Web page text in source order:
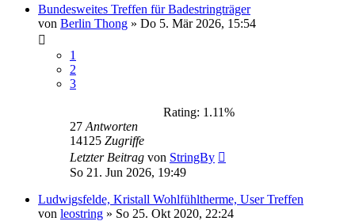
Bundesweites Treffen für Badestringträger
von Berlin Thong » Do 5. Mär 2026, 15:54
1
2
3
Rating: 1.11%
27 Antworten
14125 Zugriffe
Letzter Beitrag von StringBy
So 21. Jun 2026, 19:49
Ludwigsfelde, Kristall Wohlfühltherme, User Treffen
von leostring » So 25. Okt 2020, 22:24